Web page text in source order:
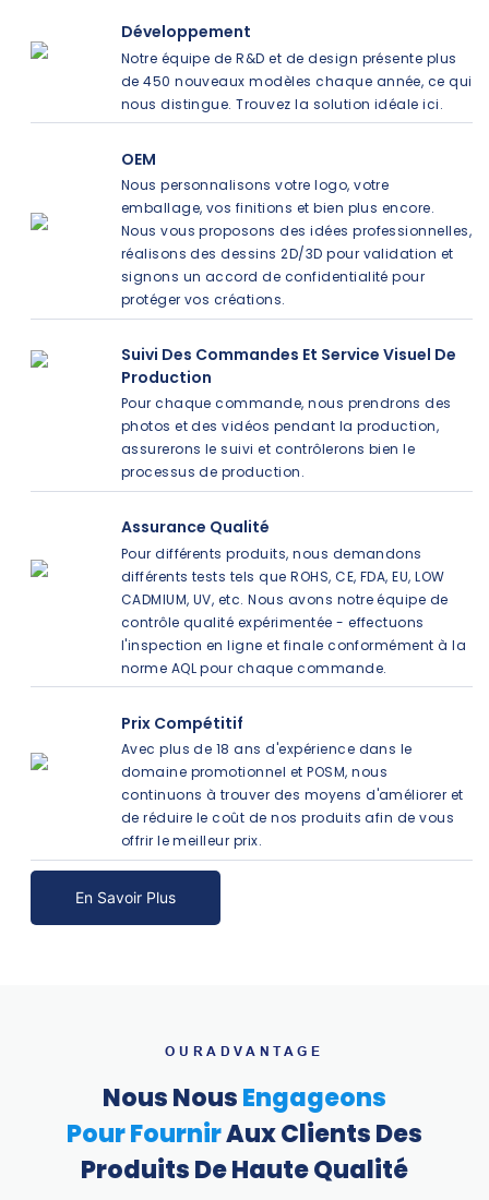
Développement
Notre équipe de R&D et de design présente plus
de 450 nouveaux modèles chaque année, ce qui
nous distingue. Trouvez la solution idéale ici.
OEM
Nous personnalisons votre logo, votre
emballage, vos finitions et bien plus encore.
Nous vous proposons des idées professionnelles,
réalisons des dessins 2D/3D pour validation et
signons un accord de confidentialité pour
protéger vos créations.
Suivi Des Commandes Et Service Visuel De
Production
Pour chaque commande, nous prendrons des
photos et des vidéos pendant la production,
assurerons le suivi et contrôlerons bien le
processus de production.
Assurance Qualité
Pour différents produits, nous demandons
différents tests tels que ROHS, CE, FDA, EU, LOW
CADMIUM, UV, etc. Nous avons notre équipe de
contrôle qualité expérimentée - effectuons
l'inspection en ligne et finale conformément à la
norme AQL pour chaque commande.
Prix ​​compétitif
Avec plus de 18 ans d'expérience dans le
domaine promotionnel et POSM, nous
continuons à trouver des moyens d'améliorer et
de réduire le coût de nos produits afin de vous
offrir le meilleur prix.
En Savoir Plus
OURADVANTAGE
Nous NousEngageons
Pour FournirAux Clients Des
Produits De Haute Qualité